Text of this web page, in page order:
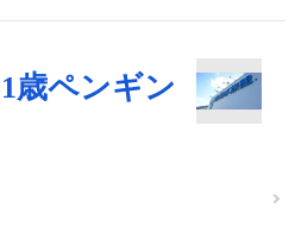
歳ペンギン